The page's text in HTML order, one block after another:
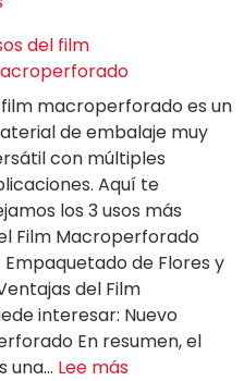
del film
film macroperforado es un
de embalaje muy
con múltiples
Aquí te
los 3 usos más
Film Macroperforado
de Flores y
del Film
interesar: Nuevo
En resumen, el
una… Lee más